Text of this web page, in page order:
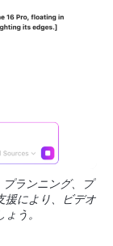
ランニング、プ
援により、ビデオ
う。